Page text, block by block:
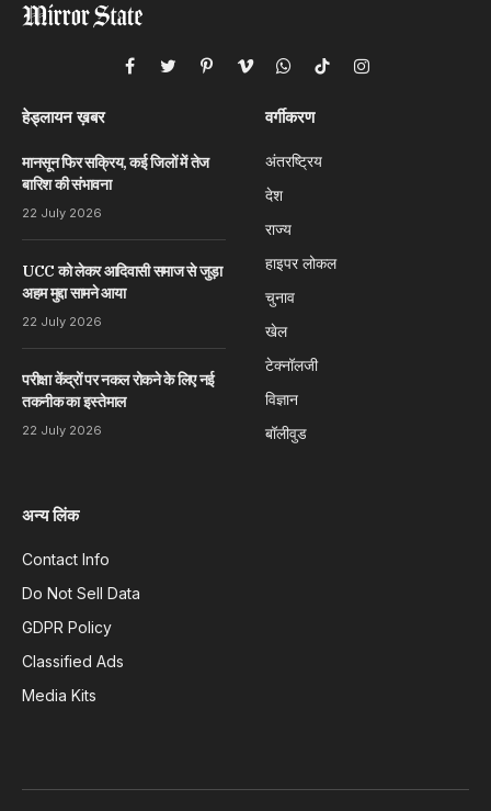
Facebook
TwitterPinterestVimeoWhatsApp
TikTokInstagram
हेड्लायन ख़बर
मानसून फिर सक्रिय, कई जिलों में तेज
बारिश की संभावना
22 July 2026
UCC को लेकर आदिवासी समाज से जुड़ा
अहम मुद्दा सामने आया
22 July 2026
परीक्षा केंद्रों पर नकल रोकने के लिए नई
तकनीक का इस्तेमाल
22 July 2026
वर्गीकरण
अंतरष्ट्रिय
देश
राज्य
हाइपर लोकल
चुनाव
खेल
टेक्नॉलजी
विज्ञान
बॉलीवुड
अन्य लिंक
Contact Info
Do Not Sell Data
GDPR Policy
Classified Ads
Media Kits